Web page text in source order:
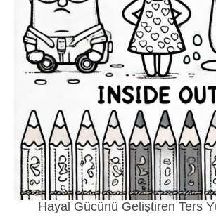
Hayal Gücünü Geliştiren Ters